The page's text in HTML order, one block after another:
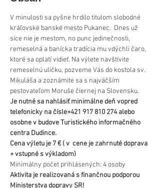
V minulosti sa pyšne hrdilo titulom slobodné
kráľovské banské mesto Pukanec.  Dnes už
síce nie je mestom, no punc jedinečnosti,
remeselná a banícka tradícia mu vdýchli čaro,
ktoré sa oplatí vidieť. Na výlete navštívite
remeselnú uličku, pozveme Vás do kostola sv.
Mikuláša a zoznámite sa s najväčším
pestovateľom Moruše čiernej na Slovensku.
Je nutné sa nahlásiť minimálne deň vopred
telefonicky na čísle+421 917 810 274 alebo
osobne v budove Turistického informačného
centra Dudince.
Cena výletu je 7 € ( v  cene je zahrnuté doprava
+ vstupné s výkladom)
Minimálny počet prihlásených: 4 osoby
Aktivita je realizovaná s finančnou podporou
Ministerstva dopravy SR!